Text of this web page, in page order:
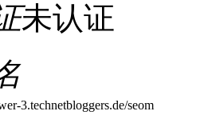
未认证
3.technetbloggers.de/seom